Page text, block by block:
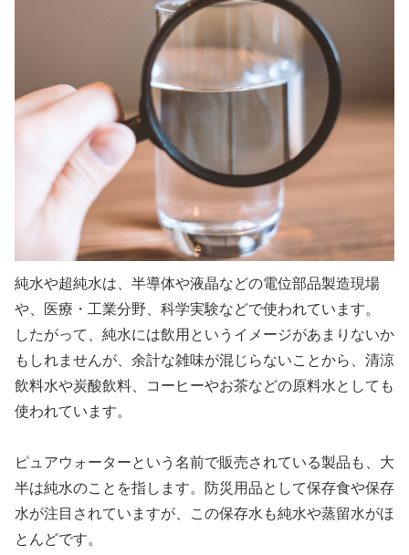
純水や超純水は、半導体や液晶などの電位部品製造現場
や、医療・工業分野、科学実験などで使われています。
したがって、純水には飲用というイメージがあまりないか
もしれませんが、余計な雑味が混じらないことから、清涼
飲料水や炭酸飲料、コーヒーやお茶などの原料水としても
使われています。
ピュアウォーターという名前で販売されている製品も、大
半は純水のことを指します。防災用品として保存食や保存
水が注目されていますが、この保存水も純水や蒸留水がほ
とんどです。